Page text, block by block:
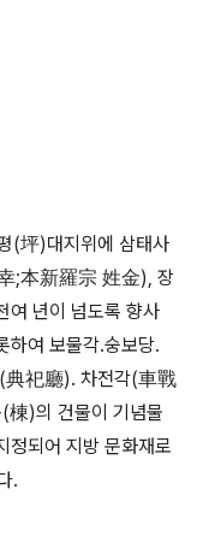
(坪)대지위에 삼태사
;本新羅宗 姓金), 장
년이 넘도록 향사
여 보물각.숭보당.
典祀廳). 차전각(車戰
)의 건물이 기념물
정되어 지방 문화재로
.